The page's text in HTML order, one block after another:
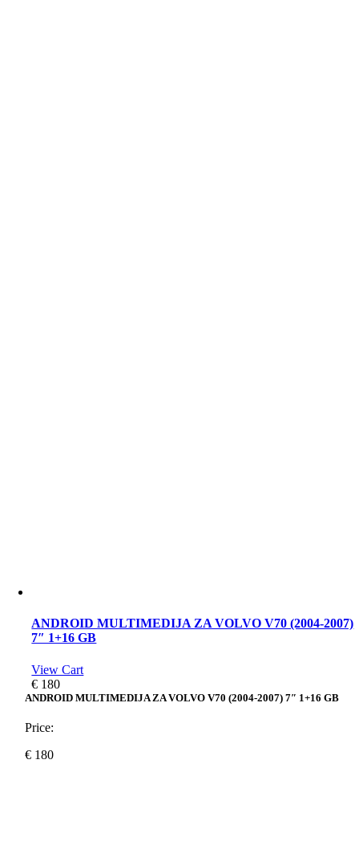
ANDROID MULTIMEDIJA ZA VOLVO V70 (2004-2007)
7″ 1+16 GB
View Cart
€ 180
ANDROID MULTIMEDIJA ZA VOLVO V70 (2004-2007) 7″ 1+16 GB
Price:
€ 180